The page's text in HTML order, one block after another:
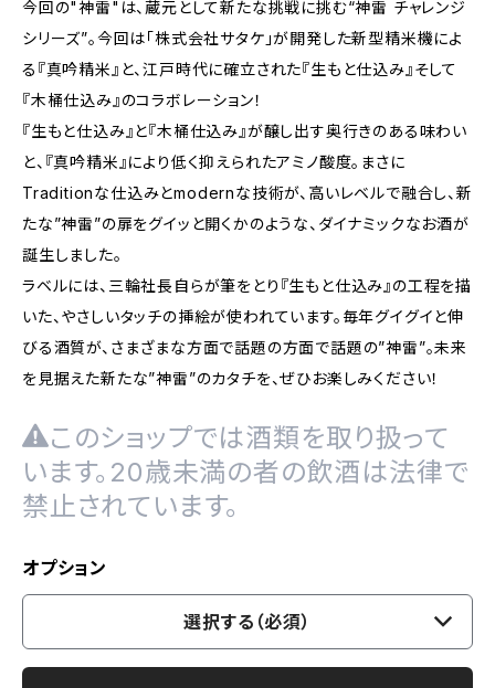
今回の"神雷"は、蔵元として新たな挑戦に挑む“神雷 チャレンジ
シリーズ”。今回は「株式会社サタケ」が開発した新型精米機によ
る『真吟精米』と、江戸時代に確立された『生もと仕込み』そして
『木桶仕込み』のコラボレーション！
『生もと仕込み』と『木桶仕込み』が醸し出す奥行きのある味わい
と、『真吟精米』により低く抑えられたアミノ酸度。まさに
Traditionな仕込みとmodernな技術が、高いレベルで融合し、新
たな”神雷”の扉をグイッと開くかのような、ダイナミックなお酒が
誕生しました。
ラベルには、三輪社長自らが筆をとり『生もと仕込み』の工程を描
いた、やさしいタッチの挿絵が使われています。毎年グイグイと伸
びる酒質が、さまざまな方面で話題の方面で話題の”神雷”。未来
を見据えた新たな”神雷”のカタチを、ぜひお楽しみください！
このショップでは酒類を取り扱って
います。20歳未満の者の飲酒は法律で
禁止されています。
オプション
選択する（必須）